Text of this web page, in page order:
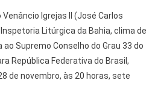
Igrejas II (José Carlos
Litúrgica da Bahia, clima de
ao Supremo Conselho do Grau 33 do
República Federativa do Brasil,
de novembro, às 20 horas, sete